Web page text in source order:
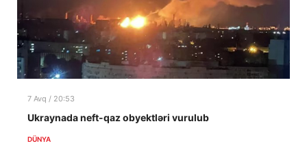
7 Avq / 20:53
Ukraynada neft-qaz obyektləri vurulub
DÜNYA